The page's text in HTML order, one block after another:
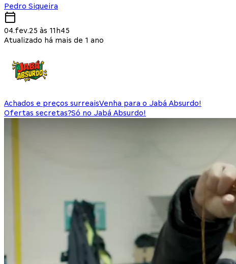
Pedro Siqueira
04.fev.25 às 11h45
Atualizado há mais de 1 ano
Achados e preços surreaisVenha para o Jabá Absurdo!
Ofertas secretas?Só no Jabá Absurdo!